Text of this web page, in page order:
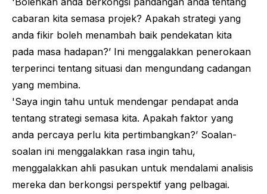
cabaran kita semasa projek? Apakah strategi yang
anda fikir boleh menambah baik pendekatan kita
pada masa hadapan?’ Ini menggalakkan penerokaan
terperinci tentang situasi dan mengundang cadangan
yang membina.
'Saya ingin tahu untuk mendengar pendapat anda
tentang strategi semasa kita. Apakah faktor yang
anda percaya perlu kita pertimbangkan?’ Soalan-
soalan ini menggalakkan rasa ingin tahu,
menggalakkan ahli pasukan untuk mendalami analisis
mereka dan berkongsi perspektif yang pelbagai.